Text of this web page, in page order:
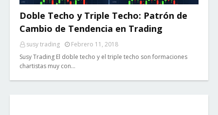
Doble Techo y Triple Techo: Patrón de
Cambio de Tendencia en Trading
susy trading
Febrero 11, 2018
Susy Trading El doble techo y el triple techo son formaciones
chartistas muy con…